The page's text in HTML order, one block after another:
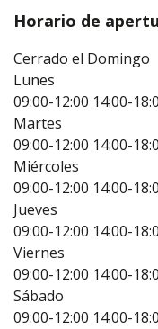
Horario de
Cerrado el Domingo
Lunes
09:00-12:00 14:00-
Martes
09:00-12:00 14:00-
Miércoles
09:00-12:00 14:00-
Jueves
09:00-12:00 14:00-
Viernes
09:00-12:00 14:00-
Sábado
09:00-12:00 14:00-